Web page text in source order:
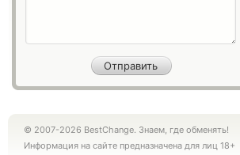
© 2007-2026 BestChange. Знаем, где обменять!
Информация на сайте предназначена для лиц 18+